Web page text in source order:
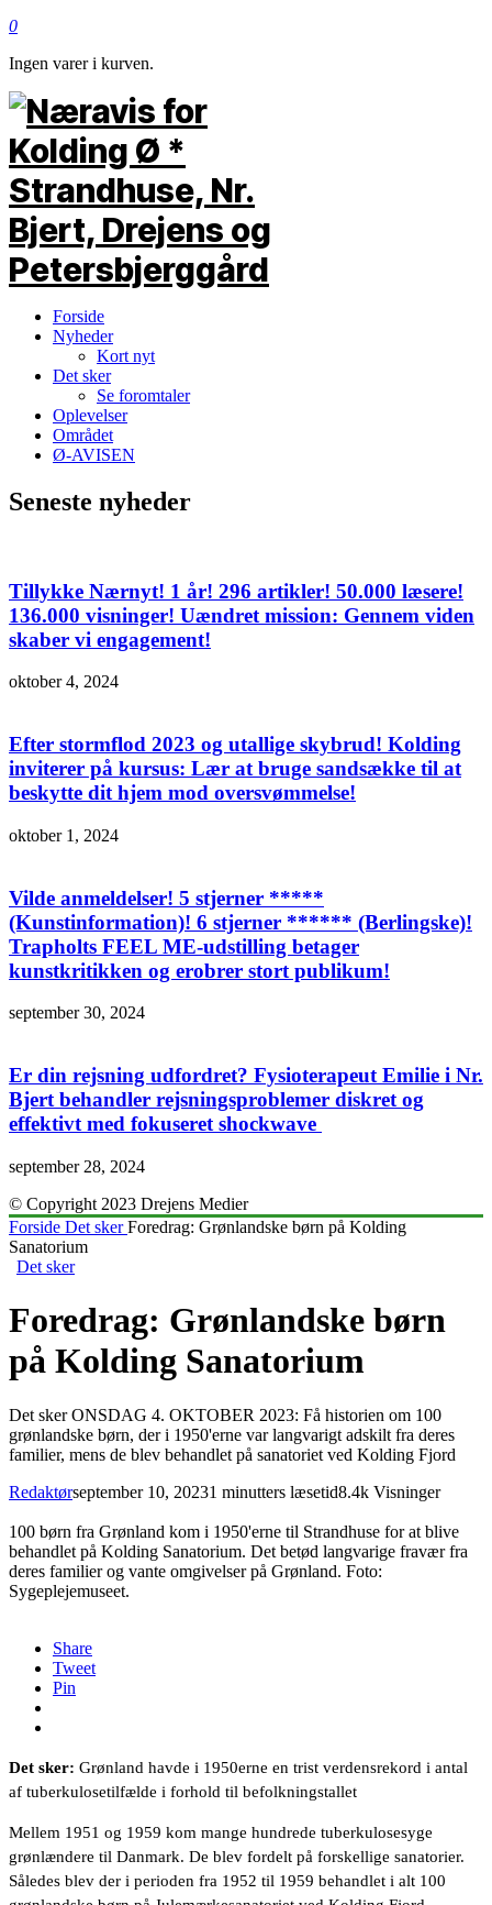
0
Ingen varer i kurven.
Forside
Nyheder
Kort nyt
Det sker
Se foromtaler
Oplevelser
Området
Ø-AVISEN
Seneste nyheder
Tillykke Nærnyt! 1 år! 296 artikler! 50.000 læsere!
136.000 visninger! Uændret mission: Gennem viden
skaber vi engagement!
oktober 4, 2024
Efter stormflod 2023 og utallige skybrud! Kolding
inviterer på kursus: Lær at bruge sandsække til at
beskytte dit hjem mod oversvømmelse!
oktober 1, 2024
Vilde anmeldelser! 5 stjerner *****
(Kunstinformation)! 6 stjerner ****** (Berlingske)!
Trapholts FEEL ME-udstilling betager
kunstkritikken og erobrer stort publikum!
september 30, 2024
Er din rejsning udfordret? Fysioterapeut Emilie i Nr.
Bjert behandler rejsningsproblemer diskret og
effektivt med fokuseret shockwave
september 28, 2024
© Copyright 2023 Drejens Medier
Forside Det skerForedrag: Grønlandske børn på Kolding
Sanatorium
Det sker
Foredrag: Grønlandske børn
på Kolding Sanatorium
Det sker ONSDAG 4. OKTOBER 2023: Få historien om 100
grønlandske børn, der i 1950'erne var langvarigt adskilt fra deres
familier, mens de blev behandlet på sanatoriet ved Kolding Fjord
Redaktørseptember 10, 20231 minutters læsetid8.4k Visninger
100 børn fra Grønland kom i 1950'erne til Strandhuse for at blive
behandlet på Kolding Sanatorium. Det betød langvarige fravær fra
deres familier og vante omgivelser på Grønland. Foto:
Sygeplejemuseet.
Share
Tweet
Pin
Det sker: Grønland havde i 1950erne en trist verdensrekord i antal
af tuberkulosetilfælde i forhold til befolkningstallet
Mellem 1951 og 1959 kom mange hundrede tuberkulosesyge
grønlændere til Danmark. De blev fordelt på forskellige sanatorier.
Således blev der i perioden fra 1952 til 1959 behandlet i alt 100